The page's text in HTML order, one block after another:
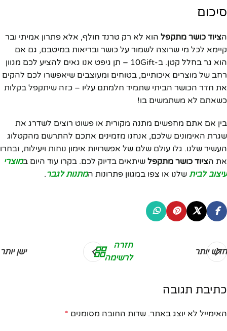
סיכום
הציוד כושר מתקפל הוא לא רק טרנד חולף, אלא פתרון אמיתי ובר
קיימא לכל מי שרוצה לשמור על כושר ובריאות במיטבם, גם אם
הוא גר בחלל קטן. ב-10Gift – תן גיפט אנו גאים להציע לכם מגוון
רחב של מוצרים איכותיים, בטוחים ומעוצבים שיאפשרו לכם להקים
את חדר הכושר הביתי שתמיד חלמתם עליו – כזה שיתקפל בקלות
כשאתם לא משתמשים בו!
בין אם אתם מחפשים מתנה מקורית או פשוט רוצים לשדרג את
שגרת האימונים שלכם, אנחנו מזמינים אתכם להתרשם מהקטלוג
העשיר שלנו. גלו עולם שלם של אפשרויות אימון נוחות ויעילות, ובחרו
את הציוד כושר מתקפל שיתאים בדיוק לכם. בקרו עוד היום במוצרי
עיצוב לבית שלנו או צפו במגוון פתרונות המתנות לגבר.
חדש יותר
חזרה
לרשימה
ישן יותר
כתיבת תגובה
האימייל לא יוצג באתר. שדות החובה מסומנים *